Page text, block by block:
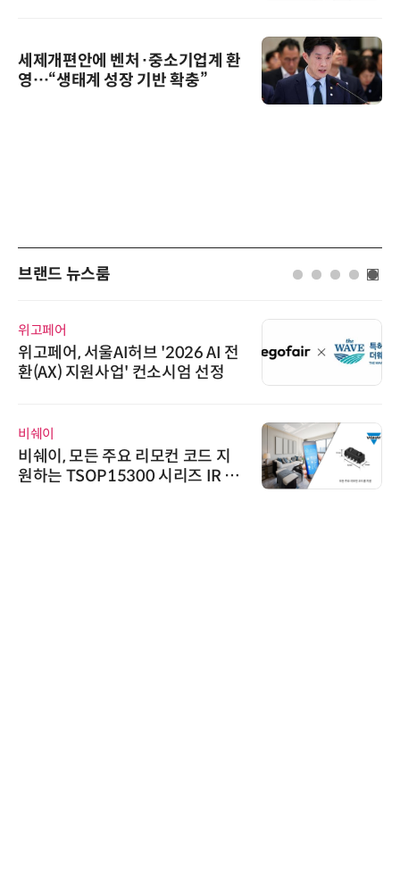
세제개편안에 벤처·중소기업계 환
영…“생태계 성장 기반 확충”
브랜드 뉴스룸
위고페어
위고페어, 서울AI허브 '2026 AI 전
환(AX) 지원사업' 컨소시엄 선정
비쉐이
비쉐이, 모든 주요 리모컨 코드 지
원하는 TSOP15300 시리즈 IR 수